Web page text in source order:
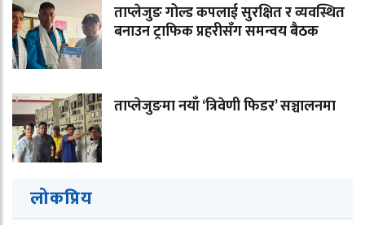
ताप्लेजुङ गोल्ड कपलाई सुरक्षित र व्यवस्थित
बनाउन ट्राफिक प्रहरीसँग समन्वय बैठक
ताप्लेजुङमा नयाँ ‘त्रिवेणी फिडर’ सञ्चालनमा
लोकप्रिय